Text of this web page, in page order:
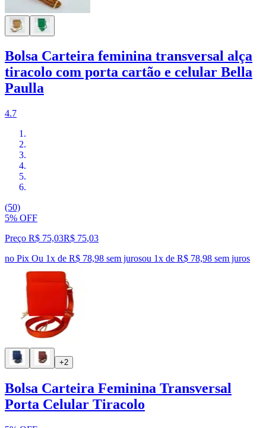
Bolsa Carteira feminina transversal alça
tiracolo com porta cartão e celular Bella
Paulla
4.7
(50)
5% OFF
Preço R$ 75,03R$ 75,03
no Pix Ou 1x de R$ 78,98 sem jurosou 1x de R$ 78,98 sem juros
+2
Bolsa Carteira Feminina Transversal
Porta Celular Tiracolo